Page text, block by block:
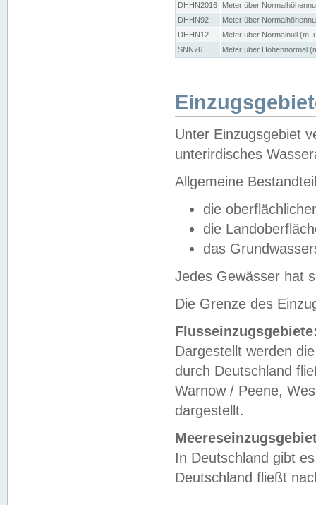
DHHN2016
Meter über
DHHN92
Meter über
DHHN12
Meter über Normalnull (m.
SNN76
Meter über Höhennormal
Unter Einzugsgebiet
unterirdisches
Allgemeine
die
die
das
Jedes Gewässer hat
Die Grenze des
Dargestellt werden
durch Deutschland
Warnow / Peene,
dargestellt.
In Deutschland gibt
Deutschland fließt